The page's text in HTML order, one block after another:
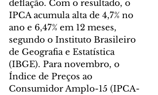
deflação. Com o resultado, o
IPCA acumula alta de 4,7% no
ano e 6,47% em 12 meses,
segundo o Instituto Brasileiro
de Geografia e Estatística
(IBGE). Para novembro, o
Índice de Preços ao
Consumidor Amplo-15 (IPCA-